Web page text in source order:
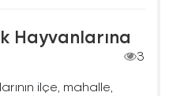
Hayvanlarına
3
ilçe, mahalle,